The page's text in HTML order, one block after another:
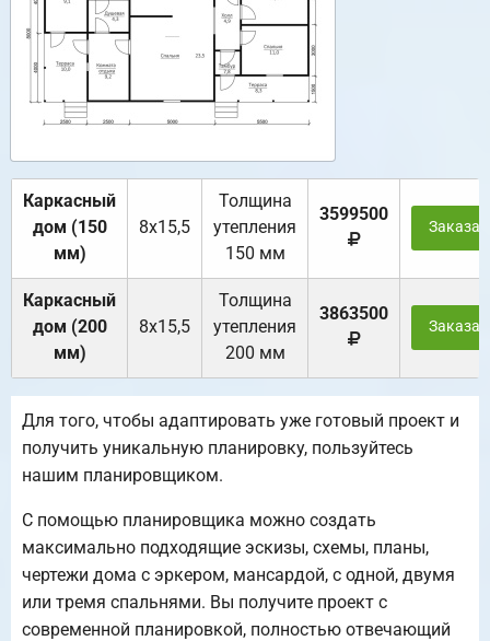
Каркасный
дом (150
мм)
8х15,5
Толщина
утепления
150 мм
3599500
Каркасный
дом (200
мм)
8х15,5
Толщина
утепления
200 мм
3863500
Для того, чтобы адаптировать уже готовый проект и
получить уникальную планировку, пользуйтесь
нашим планировщиком.
С помощью планировщика можно создать
максимально подходящие эскизы, схемы, планы,
чертежи дома с эркером, мансардой, с одной, двумя
или тремя спальнями. Вы получите проект с
современной планировкой, полностью отвечающий